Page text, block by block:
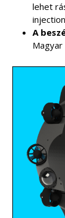
lehet
A